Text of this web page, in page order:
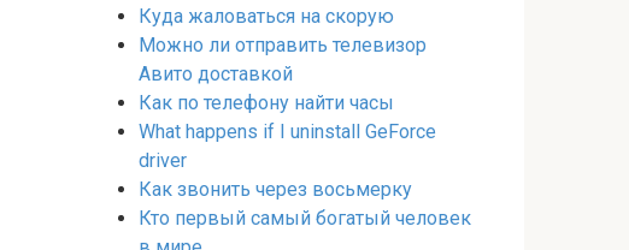
Куда жаловаться на скорую
Можно ли отправить телевизор
Авито доставкой
Как по телефону найти часы
What happens if I uninstall GeForce
driver
Как звонить через восьмерку
Кто первый самый богатый человек